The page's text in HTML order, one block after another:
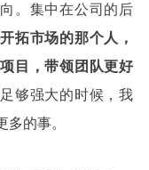
。集中在公司的后
开拓市场的那个人，
目，带领团队更好
够强大的时候，我
的事。